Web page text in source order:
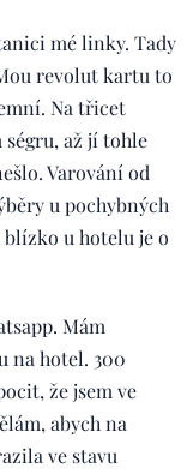
mé linky. Tady
revolut kartu to
Na třicet
až jí tohle
Varování od
u pochybných
u hotelu je o
Mám
na hotel. 300
že jsem ve
abych na
ve stavu